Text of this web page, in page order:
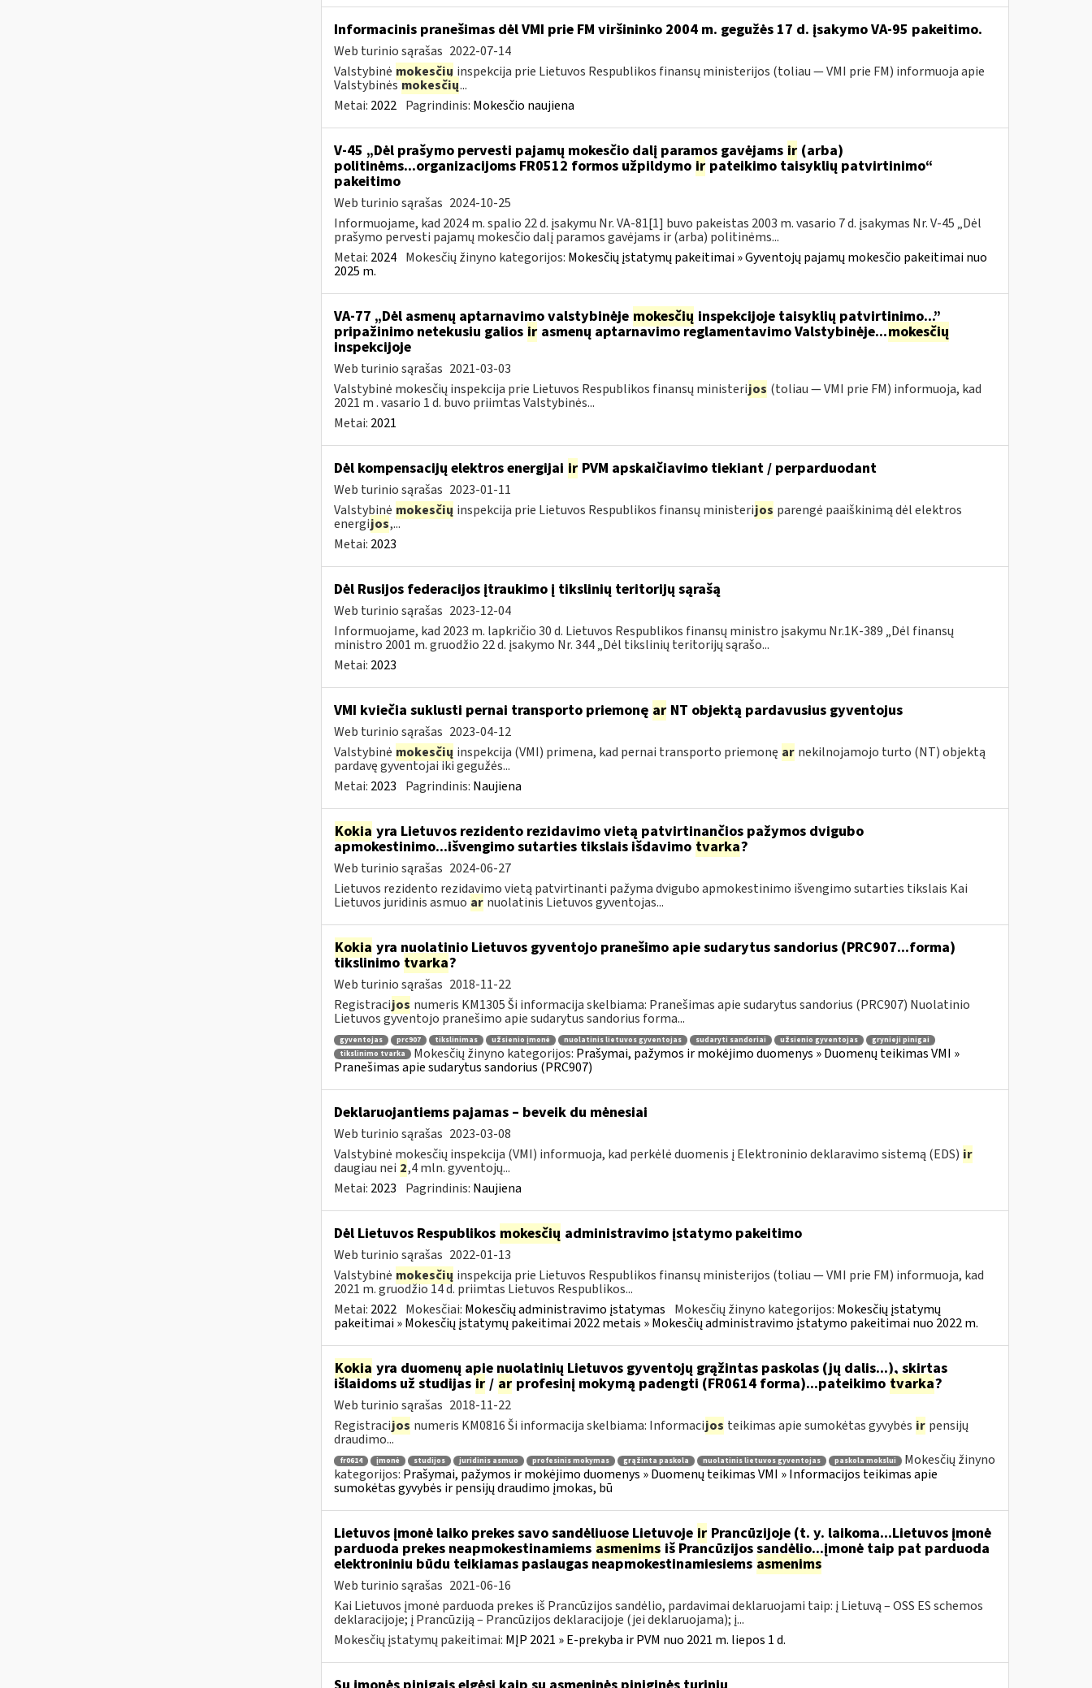
Informacinis pranešimas dėl VMI prie FM viršininko 2004 m. gegužės 17 d. įsakymo VA-95 pakeitimo.
Web turinio sąrašas 2022-07-14
Valstybinė mokesčių inspekcija prie Lietuvos Respublikos finansų ministerijos (toliau ― VMI prie FM) informuoja apie
Valstybinėsmokesčių...
Metai: 2022 Pagrindinis: Mokesčio naujiena
V-45 „Dėl prašymo pervesti pajamų mokesčio dalį paramos gavėjams ir(arba)
politinėms...organizacijoms FR0512 formos užpildymo irpateikimo taisyklių patvirtinimo“
pakeitimo
Web turinio sąrašas 2024-10-25
Informuojame, kad 2024 m. spalio 22 d. įsakymu Nr. VA-81[1] buvo pakeistas 2003 m. vasario 7 d. įsakymas Nr. V-45 „Dėl
prašymo pervesti pajamų mokesčio dalį paramos gavėjams ir (arba) politinėms...
Metai: 2024 Mokesčių žinyno kategorijos: Mokesčių įstatymų pakeitimai » Gyventojų pajamų mokesčio pakeitimai nuo
2025 m.
VA-77 „Dėl asmenų aptarnavimo valstybinėje mokesčių inspekcijoje taisyklių patvirtinimo...”
pripažinimo netekusiu galios irasmenų aptarnavimo reglamentavimo Valstybinėje...mokesčių
inspekcijoje
Web turinio sąrašas 2021-03-03
Valstybinė mokesčių inspekcija prie Lietuvos Respublikos finansų ministerijos (toliau — VMI prie FM) informuoja, kad
2021 m . vasario 1 d. buvo priimtas Valstybinės...
Metai: 2021
Dėl kompensacijų elektros energijai irPVM apskaičiavimo tiekiant / perparduodant
Web turinio sąrašas 2023-01-11
Valstybinė mokesčių inspekcija prie Lietuvos Respublikos finansų ministerijos parengė paaiškinimą dėl elektros
energijos,...
Metai: 2023
Dėl Rusijos federacijos įtraukimo į tikslinių teritorijų sąrašą
Web turinio sąrašas 2023-12-04
Informuojame, kad 2023 m. lapkričio 30 d. Lietuvos Respublikos finansų ministro įsakymu Nr.1K-389 „Dėl finansų
ministro 2001 m. gruodžio 22 d. įsakymo Nr. 344 „Dėl tikslinių teritorijų sąrašo...
Metai: 2023
VMI kviečia suklusti pernai transporto priemonę arNT objektą pardavusius gyventojus
Web turinio sąrašas 2023-04-12
Valstybinė mokesčių inspekcija (VMI) primena, kad pernai transporto priemonę ar nekilnojamojo turto (NT) objektą
pardavę gyventojai iki gegužės...
Metai: 2023 Pagrindinis: Naujiena
Kokia yra Lietuvos rezidento rezidavimo vietą patvirtinančios pažymos dvigubo
apmokestinimo...išvengimo sutarties tikslais išdavimo tvarka?
Web turinio sąrašas 2024-06-27
Lietuvos rezidento rezidavimo vietą patvirtinanti pažyma dvigubo apmokestinimo išvengimo sutarties tikslais Kai
Lietuvos juridinis asmuo ar nuolatinis Lietuvos gyventojas...
Kokia yra nuolatinio Lietuvos gyventojo pranešimo apie sudarytus sandorius (PRC907...forma)
tikslinimo tvarka?
Web turinio sąrašas 2018-11-22
Registracijos numeris KM1305 Ši informacija skelbiama: Pranešimas apie sudarytus sandorius (PRC907) Nuolatinio
Lietuvos gyventojo pranešimo apie sudarytus sandorius forma...
gyventojas prc907 tikslinimas užsienio įmonė nuolatinis lietuvos gyventojas sudaryti sandoriai užsienio gyventojas
grynieji pinigai
tikslinimo tvarka
Mokesčių žinyno kategorijos: Prašymai, pažymos ir mokėjimo duomenys » Duomenų teikimas VMI »
Pranešimas apie sudarytus sandorius (PRC907)
Deklaruojantiems pajamas – beveik du mėnesiai
Web turinio sąrašas 2023-03-08
Valstybinė mokesčių inspekcija (VMI) informuoja, kad perkėlė duomenis į Elektroninio deklaravimo sistemą (EDS) ir
daugiau nei 2,4 mln. gyventojų...
Metai: 2023 Pagrindinis: Naujiena
Dėl Lietuvos Respublikos mokesčių administravimo įstatymo pakeitimo
Web turinio sąrašas 2022-01-13
Valstybinė mokesčių inspekcija prie Lietuvos Respublikos finansų ministerijos (toliau — VMI prie FM) informuoja, kad
2021 m. gruodžio 14 d. priimtas Lietuvos Respublikos...
Metai: 2022 Mokesčiai: Mokesčių administravimo įstatymas Mokesčių žinyno kategorijos: Mokesčių įstatymų
pakeitimai » Mokesčių įstatymų pakeitimai 2022 metais » Mokesčių administravimo įstatymo pakeitimai nuo 2022 m.
Kokia yra duomenų apie nuolatinių Lietuvos gyventojų grąžintas paskolas (jų dalis...), skirtas
išlaidoms už studijas ir/ arprofesinį mokymą padengti (FR0614 forma)...pateikimo tvarka?
Web turinio sąrašas 2018-11-22
Registracijos numeris KM0816 Ši informacija skelbiama: Informacijos teikimas apie sumokėtas gyvybės ir pensijų
draudimo...
fr0614 įmonė studijos juridinis asmuo profesinis mokymas grąžinta paskola nuolatinis lietuvos gyventojas paskola mokslui
Mokesčių žinyno
kategorijos: Prašymai, pažymos ir mokėjimo duomenys » Duomenų teikimas VMI » Informacijos teikimas apie
sumokėtas gyvybės ir pensijų draudimo įmokas, bū
Lietuvos įmonė laiko prekes savo sandėliuose Lietuvoje irPrancūzijoje (t. y. laikoma...Lietuvos įmonė
parduoda prekes neapmokestinamiems asmenims iš Prancūzijos sandėlio...įmonė taip pat parduoda
elektroniniu būdu teikiamas paslaugas neapmokestinamiesiems asmenims
Web turinio sąrašas 2021-06-16
Kai Lietuvos įmonė parduoda prekes iš Prancūzijos sandėlio, pardavimai deklaruojami taip: į Lietuvą – OSS ES schemos
deklaracijoje; į Prancūziją – Prancūzijos deklaracijoje (jei deklaruojama); į...
Mokesčių įstatymų pakeitimai: MĮP 2021 » E-prekyba ir PVM nuo 2021 m. liepos 1 d.